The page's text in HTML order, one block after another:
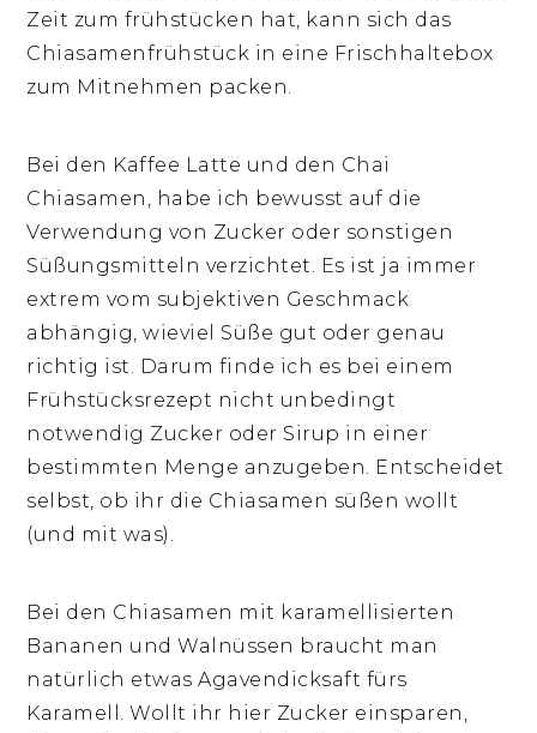
Zeit zum frühstücken hat, kann sich das
Chiasamenfrühstück in eine Frischhaltebox
zum Mitnehmen packen.
Bei den Kaffee Latte und den Chai
Chiasamen, habe ich bewusst auf die
Verwendung von Zucker oder sonstigen
Süßungsmitteln verzichtet. Es ist ja immer
extrem vom subjektiven Geschmack
abhängig, wieviel Süße gut oder genau
richtig ist. Darum finde ich es bei einem
Frühstücksrezept nicht unbedingt
notwendig Zucker oder Sirup in einer
bestimmten Menge anzugeben. Entscheidet
selbst, ob ihr die Chiasamen süßen wollt
(und mit was).
Bei den Chiasamen mit karamellisierten
Bananen und Walnüssen braucht man
natürlich etwas Agavendicksaft fürs
Karamell. Wollt ihr hier Zucker einsparen,